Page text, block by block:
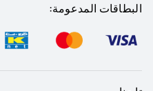
البطاقات المدعومة: